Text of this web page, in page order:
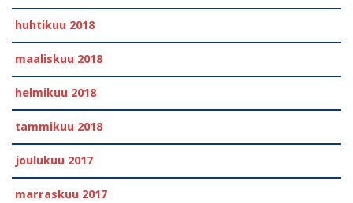
huhtikuu 2018
maaliskuu 2018
helmikuu 2018
tammikuu 2018
joulukuu 2017
marraskuu 2017